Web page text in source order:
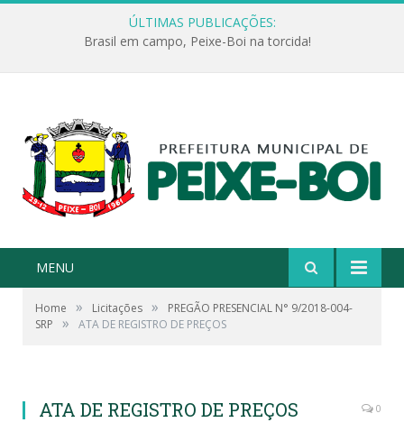
ÚLTIMAS PUBLICAÇÕES:
Brasil em campo, Peixe-Boi na torcida!
MENU
Home » Licitações »
PREGÃO PRESENCIAL N° 9/2018-004-
SRP
» ATA DE REGISTRO DE PREÇOS
ATA DE REGISTRO DE PREÇOS 0